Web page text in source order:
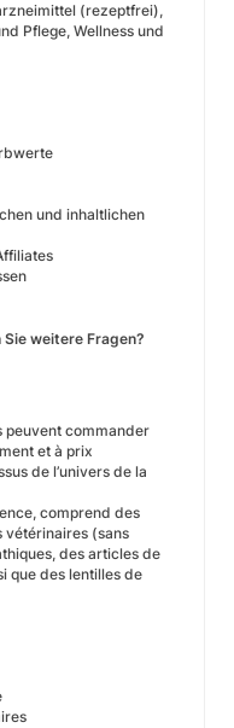
(rezeptfrei),
Pflege, Wellness und
und inhaltlichen
weitere Fragen?
peuvent commander
et à prix
de l’univers de la
comprend des
vétérinaires (sans
des articles de
que des lentilles de